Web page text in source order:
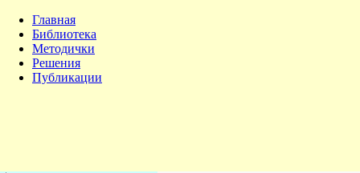
Главная
Библиотека
Методички
Решения
Публикации